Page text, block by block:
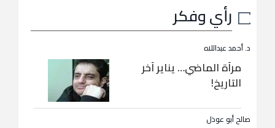
رأي وفكر
د. أحمد عبداللاه
مرآة الماضي… يناير آخر
التاريخ!
صالح أبو عوذل